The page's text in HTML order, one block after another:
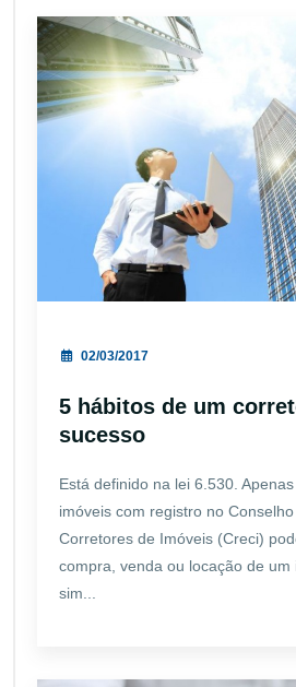
02/03/2017
5 hábitos de um
sucesso
Está definido na lei 6.530.
imóveis com registro no
Corretores de Imóveis (Creci)
compra, venda ou locação de um
sim...